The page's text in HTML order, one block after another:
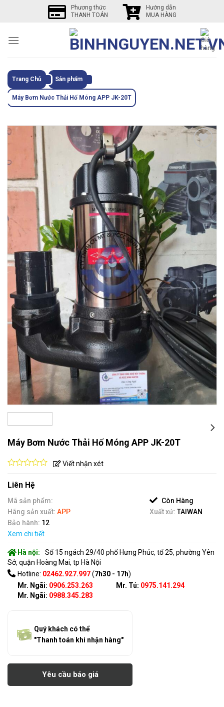
Phương thức
THANH TOÁN
Hướng dẫn
MUA HÀNG
Trang Chủ Sản phẩm
Máy Bơm Nước Thải Hố Móng APP JK-20T
Máy Bơm Nước Thải Hố Móng APP JK-20T
out
of
5
Viết nhận xét
Liên Hệ
Mã sản phẩm:
Còn Hàng
Hãng sản xuất: APP Xuất xứ:TAIWAN
Bảo hành: 12
Xem chi tiết
Hà nội:
Số 15 ngách 29/40 phố Hưng Phúc, tổ 25, phường Yên
Sở, quận Hoàng Mai, tp Hà Nội
Hotline: 02462.927.997(7h30 - 17h)
Mr. Ngãi: 0906.253.263
Mr. Ngãi: 0988.345.283
Mr. Tú: 0975.141.294
Quý khách có thể
"Thanh toán khi nhận hàng"
Yêu cầu báo giá